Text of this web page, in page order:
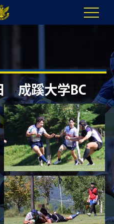
成蹊大学BC